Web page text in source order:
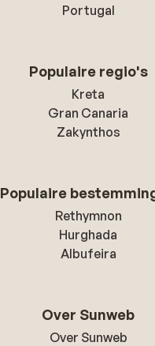
Portugal
Populaire regio's
Kreta
Gran Canaria
Zakynthos
Populaire
Rethymnon
Hurghada
Albufeira
Over Sunweb
Over Sunweb